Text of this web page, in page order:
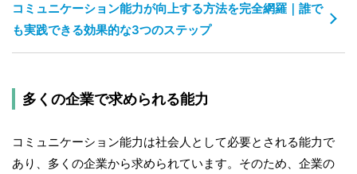
コミュニケーション能力が向上する方法を完全網羅｜誰で
も実践できる効果的な3つのステップ
多くの企業で求められる能力
コミュニケーション能力は社会人として必要とされる能力で
あり、多くの企業から求められています。そのため、企業の